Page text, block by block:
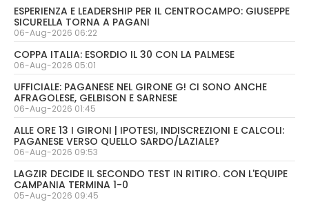
ESPERIENZA E LEADERSHIP PER IL CENTROCAMPO: GIUSEPPE
SICURELLA TORNA A PAGANI
06-Aug-2026 06:22
COPPA ITALIA: ESORDIO IL 30 CON LA PALMESE
06-Aug-2026 05:01
UFFICIALE: PAGANESE NEL GIRONE G! CI SONO ANCHE
AFRAGOLESE, GELBISON E SARNESE
06-Aug-2026 01:45
ALLE ORE 13 I GIRONI | IPOTESI, INDISCREZIONI E CALCOLI:
PAGANESE VERSO QUELLO SARDO/LAZIALE?
06-Aug-2026 09:53
LAGZIR DECIDE IL SECONDO TEST IN RITIRO. CON L'EQUIPE
CAMPANIA TERMINA 1-0
05-Aug-2026 09:45